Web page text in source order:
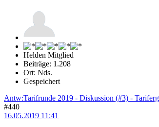
Helden Mitglied
Beiträge: 1.208
Ort: Nds.
Gespeichert
Antw:Tarifrunde 2019 - Diskussion (#3) -
#440
16.05.2019 11:41